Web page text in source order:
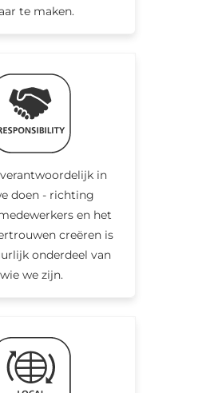
te maken.
in
doen - richting
en het
creëren is
onderdeel van
wie we zijn.